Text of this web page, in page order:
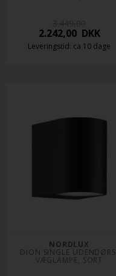
2.242,00DKK
Leveringstid: ca 10 dage
NORDLUX
DION SINGLE UDENDØRS
VÆGLAMPE, SORT